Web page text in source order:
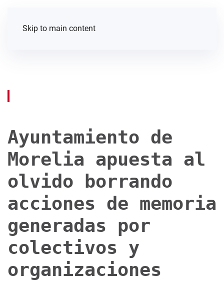
Skip to main content
Ayuntamiento de
Morelia apuesta al
olvido borrando
acciones de memoria
generadas por
colectivos y
organizaciones